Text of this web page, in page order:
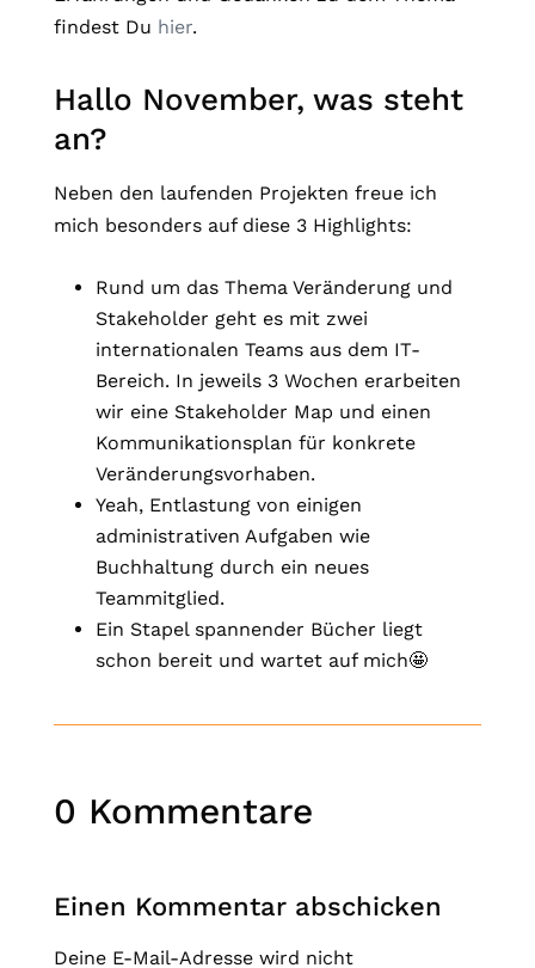
findest Du hier.
Hallo November, was steht
an?
Neben den laufenden Projekten freue ich
mich besonders auf diese 3 Highlights:
Rund um das Thema Veränderung und
Stakeholder geht es mit zwei
internationalen Teams aus dem IT-
Bereich. In jeweils 3 Wochen erarbeiten
wir eine Stakeholder Map und einen
Kommunikationsplan für konkrete
Veränderungsvorhaben.
Yeah, Entlastung von einigen
administrativen Aufgaben wie
Buchhaltung durch ein neues
Teammitglied.
Ein Stapel spannender Bücher liegt
schon bereit und wartet auf mich🤩
0 Kommentare
Einen Kommentar abschicken
Deine E-Mail-Adresse wird nicht